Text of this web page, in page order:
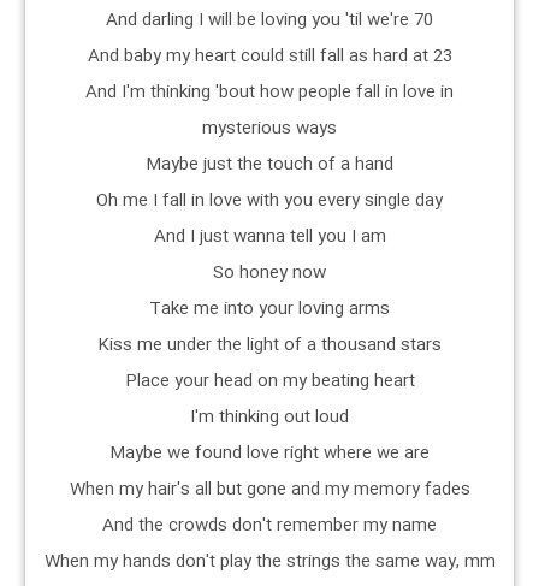
And darling I will be loving you 'til we're 70
And baby my heart could still fall as hard at 23
And I'm thinking 'bout how people fall in love in
mysterious ways
Maybe just the touch of a hand
Oh me I fall in love with you every single day
And I just wanna tell you I am
So honey now
Take me into your loving arms
Kiss me under the light of a thousand stars
Place your head on my beating heart
I'm thinking out loud
Maybe we found love right where we are
When my hair's all but gone and my memory fades
And the crowds don't remember my name
When my hands don't play the strings the same way, mm